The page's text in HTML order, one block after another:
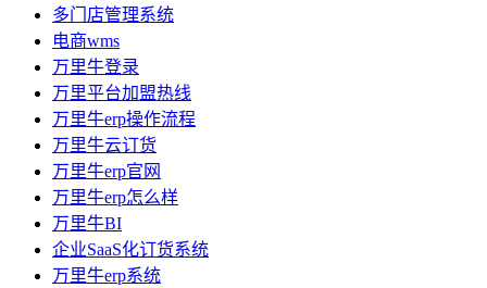
多门店管理系统
电商wms
万里牛登录
万里平台加盟热线
万里牛erp操作流程
万里牛云订货
万里牛erp官网
万里牛erp怎么样
万里牛BI
企业SaaS化订货系统
万里牛erp系统